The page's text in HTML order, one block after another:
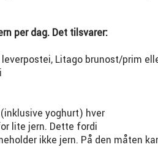
per dag. Det tilsvarer:
Litago brunost/prim
yoghurt) hver
lite jern. Dette fordi
ikke jern. På den måten